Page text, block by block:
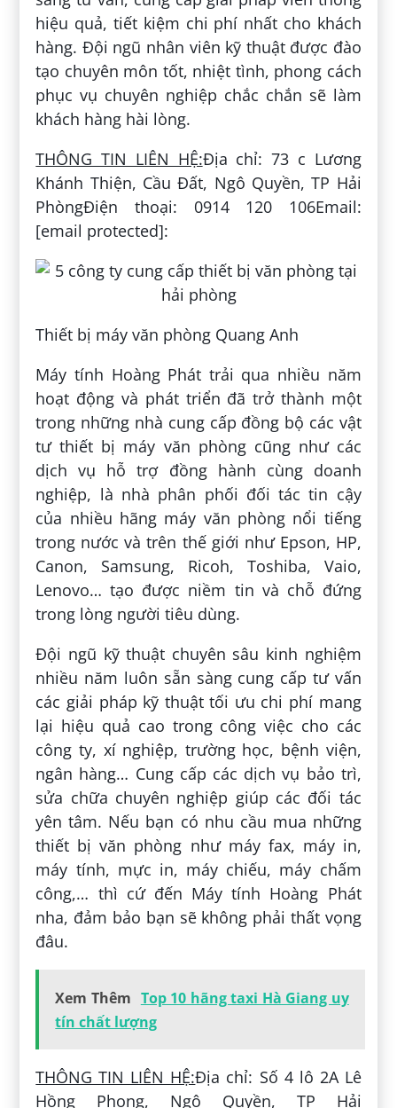
hiệu quả, tiết kiệm chi phí nhất cho khách
hàng. Đội ngũ nhân viên kỹ thuật được đào
tạo chuyên môn tốt, nhiệt tình, phong cách
phục vụ chuyên nghiệp chắc chắn sẽ làm
khách hàng hài lòng.
THÔNG TIN LIÊN HỆ:Địa chỉ: 73 c Lương
Khánh Thiện, Cầu Đất, Ngô Quyền, TP Hải
PhòngĐiện thoại: 0914 120 106Email:
[email protected]:
Thiết bị máy văn phòng Quang Anh
Máy tính Hoàng Phát trải qua nhiều năm
hoạt động và phát triển đã trở thành một
trong những nhà cung cấp đồng bộ các vật
tư thiết bị máy văn phòng cũng như các
dịch vụ hỗ trợ đồng hành cùng doanh
nghiệp, là nhà phân phối đối tác tin cậy
của nhiều hãng máy văn phòng nổi tiếng
trong nước và trên thế giới như Epson, HP,
Canon, Samsung, Ricoh, Toshiba, Vaio,
Lenovo… tạo được niềm tin và chỗ đứng
trong lòng người tiêu dùng.
Đội ngũ kỹ thuật chuyên sâu kinh nghiệm
nhiều năm luôn sẵn sàng cung cấp tư vấn
các giải pháp kỹ thuật tối ưu chi phí mang
lại hiệu quả cao trong công việc cho các
công ty, xí nghiệp, trường học, bệnh viện,
ngân hàng… Cung cấp các dịch vụ bảo trì,
sửa chữa chuyên nghiệp giúp các đối tác
yên tâm. Nếu bạn có nhu cầu mua những
thiết bị văn phòng như máy fax, máy in,
máy tính, mực in, máy chiếu, máy chấm
công,… thì cứ đến Máy tính Hoàng Phát
nha, đảm bảo bạn sẽ không phải thất vọng
đâu.
Xem Thêm Top 10 hãng taxi Hà Giang uy
tín chất lượng
THÔNG TIN LIÊN HỆ:Địa chỉ: Số 4 lô 2A Lê
Hồng Phong, Ngô Quyền, TP Hải